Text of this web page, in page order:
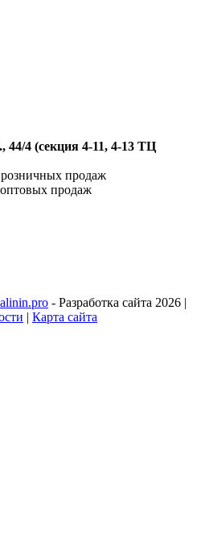
44/4 (секция 4-11, 4-13 ТЦ
продаж
продаж
- Разработка сайта 2026 |
| Карта сайта